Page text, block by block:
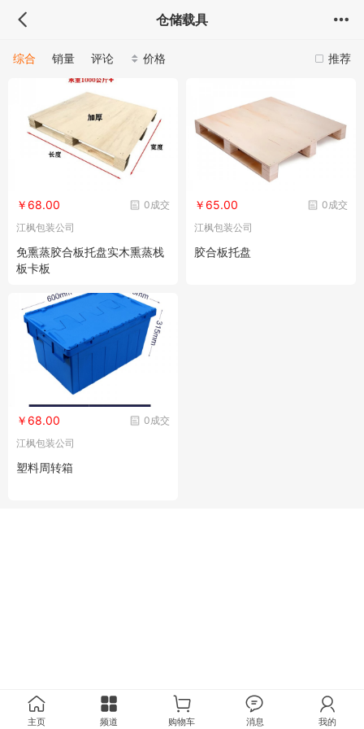
仓储载具
推荐
综合 销量 评论 价格
0成交
￥68.00
江枫包装公司
免熏蒸胶合板托盘实木熏蒸栈
板卡板
0成交
￥65.00
江枫包装公司
胶合板托盘
0成交
￥68.00
江枫包装公司
塑料周转箱
主页 频道 购物车 消息 我的